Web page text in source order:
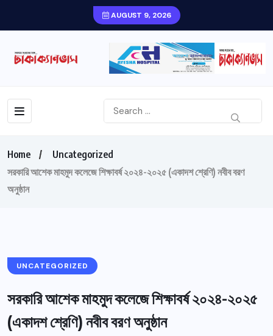
AUGUST 9, 2026
Home
Uncategorized
সরকারি আশেক মাহমুদ কলেজে শিক্ষাবর্ষ ২০২৪-২০২৫ (একাদশ শ্রেণি) নবীব বরণ
অনুষ্ঠান
UNCATEGORIZED
সরকারি আশেক মাহমুদ কলেজে শিক্ষাবর্ষ ২০২৪-২০২৫
(একাদশ শ্রেণি) নবীব বরণ অনুষ্ঠান